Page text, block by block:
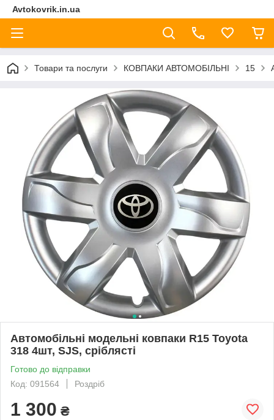
Avtokovrik.in.ua
Товари та послуги КОВПАКИ АВТОМОБІЛЬНІ 15
Автомобільні модельні ковпаки R15 Toyota
318 4шт, SJS, сріблясті
Готово до відправки
Код: 091564
Роздріб
1 300 ₴